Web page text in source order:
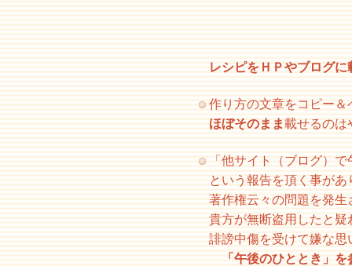
レシピをＨＰやブログに
作り方の文章をコピー
ほぼそのまま載せるのは
「他サイト（ブログ）
という報告を頂く事があ
著作権云々の問題を発生
貴方が無断盗用したと疑
誹謗中傷を受けて嫌な
「午後のひととき」を